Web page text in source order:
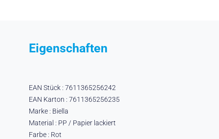
Eigenschaften
EAN Stück : 7611365256242
EAN Karton : 7611365256235
Marke : Biella
Material : PP / Papier lackiert
Farbe : Rot